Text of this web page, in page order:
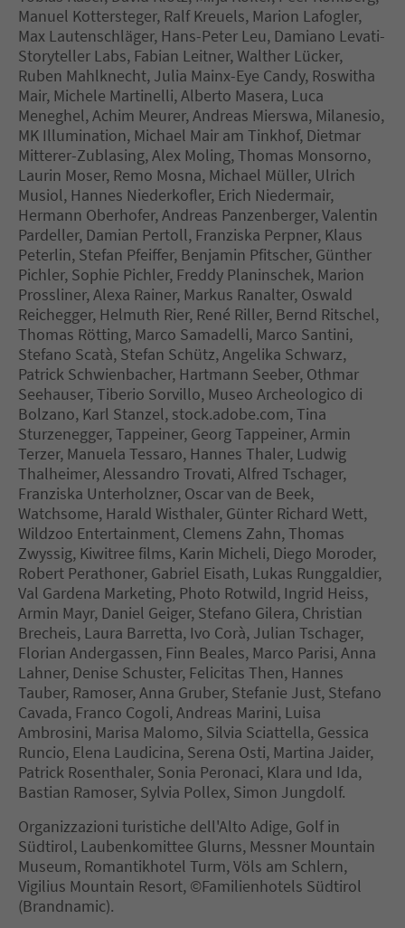
Manuel Kottersteger, Ralf Kreuels, Marion Lafogler,
Max Lautenschläger, Hans-Peter Leu, Damiano Levati-
Storyteller Labs, Fabian Leitner, Walther Lücker,
Ruben Mahlknecht, Julia Mainx-Eye Candy, Roswitha
Mair, Michele Martinelli, Alberto Masera, Luca
Meneghel, Achim Meurer, Andreas Mierswa, Milanesio,
MK Illumination, Michael Mair am Tinkhof, Dietmar
Mitterer-Zublasing, Alex Moling, Thomas Monsorno,
Laurin Moser, Remo Mosna, Michael Müller, Ulrich
Musiol, Hannes Niederkofler, Erich Niedermair,
Hermann Oberhofer, Andreas Panzenberger, Valentin
Pardeller, Damian Pertoll, Franziska Perpner, Klaus
Peterlin, Stefan Pfeiffer, Benjamin Pfitscher, Günther
Pichler, Sophie Pichler, Freddy Planinschek, Marion
Prossliner, Alexa Rainer, Markus Ranalter, Oswald
Reichegger, Helmuth Rier, René Riller, Bernd Ritschel,
Thomas Rötting, Marco Samadelli, Marco Santini,
Stefano Scatà, Stefan Schütz, Angelika Schwarz,
Patrick Schwienbacher, Hartmann Seeber, Othmar
Seehauser, Tiberio Sorvillo, Museo Archeologico di
Bolzano, Karl Stanzel, stock.adobe.com, Tina
Sturzenegger, Tappeiner, Georg Tappeiner, Armin
Terzer, Manuela Tessaro, Hannes Thaler, Ludwig
Thalheimer, Alessandro Trovati, Alfred Tschager,
Franziska Unterholzner, Oscar van de Beek,
Watchsome, Harald Wisthaler, Günter Richard Wett,
Wildzoo Entertainment, Clemens Zahn, Thomas
Zwyssig, Kiwitree films, Karin Micheli, Diego Moroder,
Robert Perathoner, Gabriel Eisath, Lukas Runggaldier,
Val Gardena Marketing, Photo Rotwild, Ingrid Heiss,
Armin Mayr, Daniel Geiger, Stefano Gilera, Christian
Brecheis, Laura Barretta, Ivo Corà, Julian Tschager,
Florian Andergassen, Finn Beales, Marco Parisi, Anna
Lahner, Denise Schuster, Felicitas Then, Hannes
Tauber, Ramoser, Anna Gruber, Stefanie Just, Stefano
Cavada, Franco Cogoli, Andreas Marini, Luisa
Ambrosini, Marisa Malomo, Silvia Sciattella, Gessica
Runcio, Elena Laudicina, Serena Osti, Martina Jaider,
Patrick Rosenthaler, Sonia Peronaci, Klara und Ida,
Bastian Ramoser, Sylvia Pollex, Simon Jungdolf.
Organizzazioni turistiche dell'Alto Adige, Golf in
Südtirol, Laubenkomittee Glurns, Messner Mountain
Museum, Romantikhotel Turm, Völs am Schlern,
Vigilius Mountain Resort, ©Familienhotels Südtirol
(Brandnamic).